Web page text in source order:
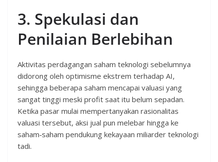
3. Spekulasi dan
Penilaian Berlebihan
Aktivitas perdagangan saham teknologi sebelumnya
didorong oleh optimisme ekstrem terhadap AI,
sehingga beberapa saham mencapai valuasi yang
sangat tinggi meski profit saat itu belum sepadan.
Ketika pasar mulai mempertanyakan rasionalitas
valuasi tersebut, aksi jual pun melebar hingga ke
saham‑saham pendukung kekayaan miliarder teknologi
tadi.